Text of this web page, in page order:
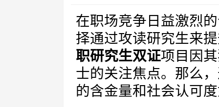
在职场竞争日益激烈
择通过攻读研究生来
职研究生双证项目因
士的关注焦点。那么
的含金量和社会认可